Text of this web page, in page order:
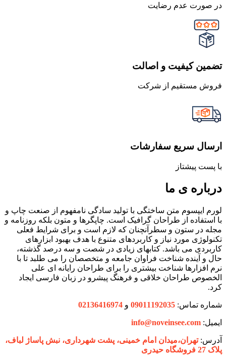
در صورت عدم رضایت
تضمین کیفیت و اصالت
فروش مستقیم از شرکت
ارسال سریع سفارشات
با پست پیشتاز
درباره ی ما
لورم ایپسوم متن ساختگی با تولید سادگی نامفهوم از صنعت چاپ و
با استفاده از طراحان گرافیک است. چاپگرها و متون بلکه روزنامه و
مجله در ستون و سطرآنچنان که لازم است و برای شرایط فعلی
تکنولوژی مورد نیاز و کاربردهای متنوع با هدف بهبود ابزارهای
کاربردی می باشد. کتابهای زیادی در شصت و سه درصد گذشته،
حال و آینده شناخت فراوان جامعه و متخصصان را می طلبد تا با
نرم افزارها شناخت بیشتری را برای طراحان رایانه ای علی
الخصوص طراحان خلاقی و فرهنگ پیشرو در زبان فارسی ایجاد
کرد.
شماره تماس: 09011192035 و 02136416974
ایمیل: info@noveinsee.com
آدرس:تهران،‌میدان امام خمینی، پشت شهرداری، نبش پاساژ لباف،
پلاک 27 فروشگاه حیدری